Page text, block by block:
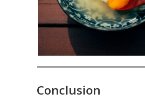
Conclusion